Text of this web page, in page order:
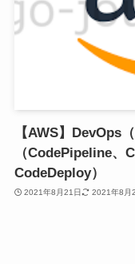
【AWS】DevOps
（CodePipeline、
CodeDeploy）
2021年8月21日 2021年8月